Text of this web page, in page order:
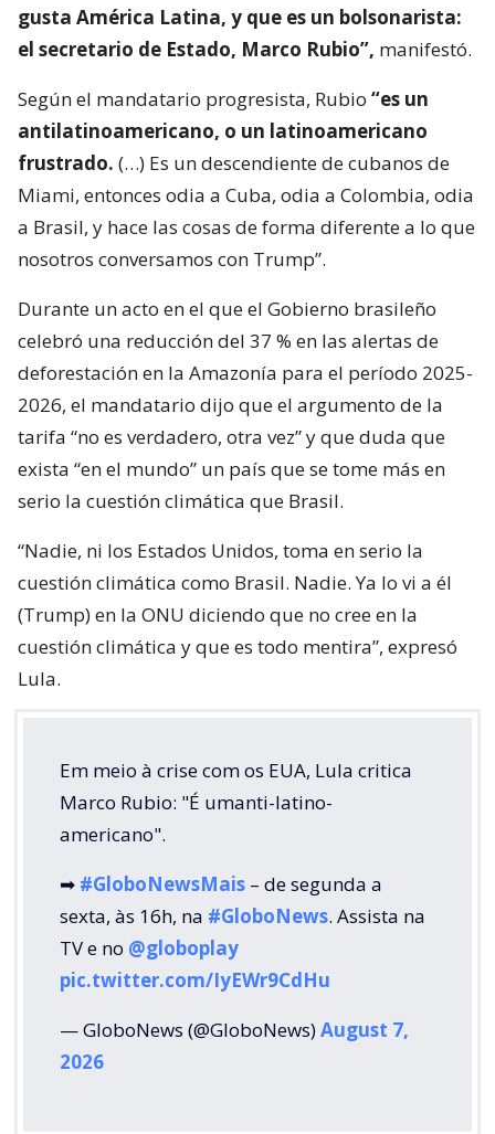
gusta América Latina, y que es un bolsonarista:
el secretario de Estado, Marco Rubio”, manifestó.
Según el mandatario progresista, Rubio “es un
antilatinoamericano, o un latinoamericano
frustrado. (…) Es un descendiente de cubanos de
Miami, entonces odia a Cuba, odia a Colombia, odia
a Brasil, y hace las cosas de forma diferente a lo que
nosotros conversamos con Trump”.
Durante un acto en el que el Gobierno brasileño
celebró una reducción del 37 % en las alertas de
deforestación en la Amazonía para el período 2025-
2026, el mandatario dijo que el argumento de la
tarifa “no es verdadero, otra vez” y que duda que
exista “en el mundo” un país que se tome más en
serio la cuestión climática que Brasil.
“Nadie, ni los Estados Unidos, toma en serio la
cuestión climática como Brasil. Nadie. Ya lo vi a él
(Trump) en la ONU diciendo que no cree en la
cuestión climática y que es todo mentira”, expresó
Lula.
Em meio à crise com os EUA, Lula critica
Marco Rubio: "É umanti-latino-
americano".
➡ #GloboNewsMais – de segunda a
sexta, às 16h, na #GloboNews. Assista na
TV e no @globoplay
pic.twitter.com/IyEWr9CdHu
— GloboNews (@GloboNews)August 7,
2026